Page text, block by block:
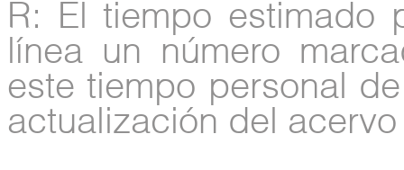
R: El tiempo estimado
línea un número
este tiempo personal
actualización del